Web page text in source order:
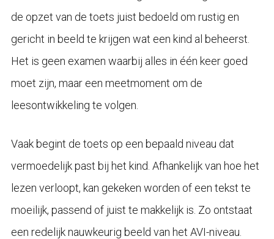
de opzet van de toets juist bedoeld om rustig en
gericht in beeld te krijgen wat een kind al beheerst.
Het is geen examen waarbij alles in één keer goed
moet zijn, maar een meetmoment om de
leesontwikkeling te volgen.
Vaak begint de toets op een bepaald niveau dat
vermoedelijk past bij het kind. Afhankelijk van hoe het
lezen verloopt, kan gekeken worden of een tekst te
moeilijk, passend of juist te makkelijk is. Zo ontstaat
een redelijk nauwkeurig beeld van het AVI-niveau.